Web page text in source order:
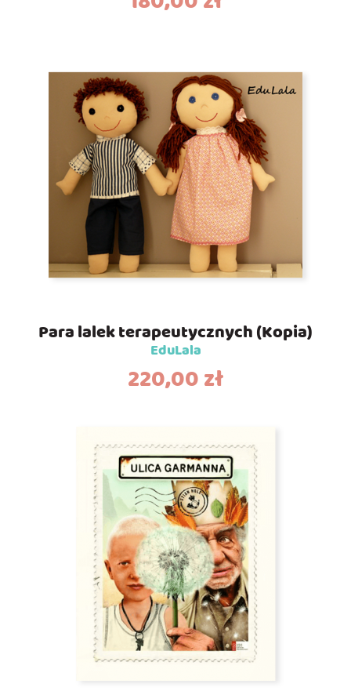
Para lalek terapeutycznych (Kopia)
EduLala
220,00zł